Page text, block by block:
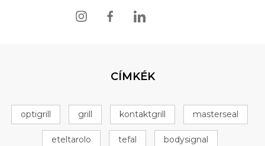
CÍMKÉK
optigrill grill kontaktgrill masterseal
eteltarolo tefal bodysignal